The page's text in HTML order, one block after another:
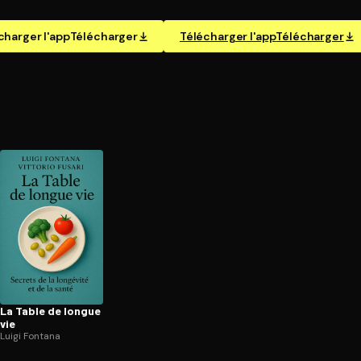
l'appTélécharger Télécharger l'appTélécharger
La Table de longue
vie
Luigi Fontana